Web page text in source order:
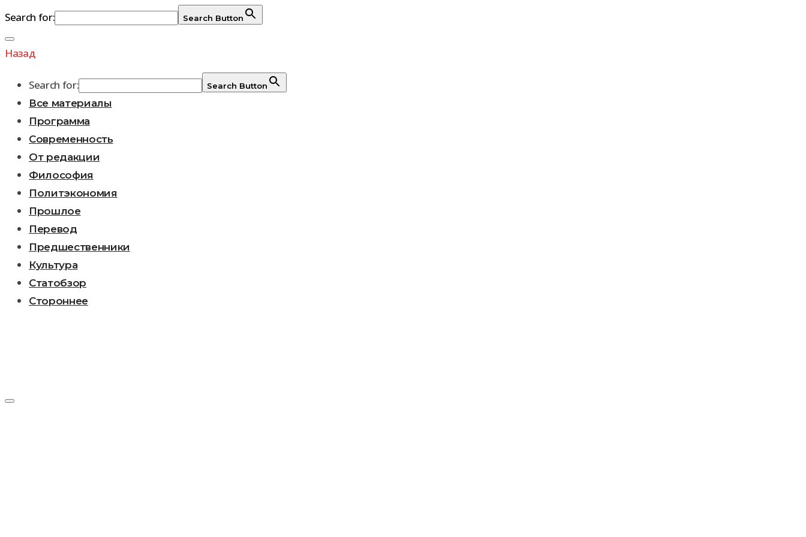
Search for: Search Button
Перейти
к
Назад
Search for: Search Button
Все материалы
Программа
Современность
От редакции
Философия
Политэкономия
Прошлое
Перевод
Предшественники
Культура
Статобзор
Стороннее